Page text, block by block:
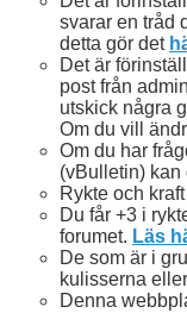
svarar en tråd
detta gör det
Det är
post från
utskick några
Om du vill
Om du har
(vBulletin) kan
Rykte och
Du får +3 i
forumet. Läs
De som är i
kulisserna
Denna